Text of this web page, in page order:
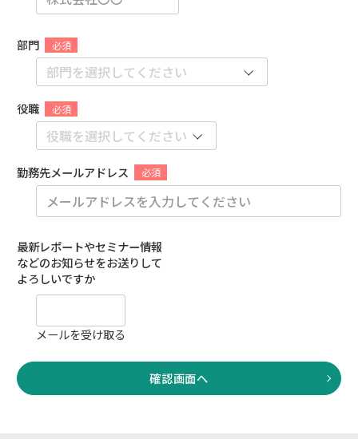
部門
役職
勤務先メールアドレス
最新レポートやセミナー情報
などのお知らせをお送りして
よろしいですか
メールを受け取る
確認画面へ